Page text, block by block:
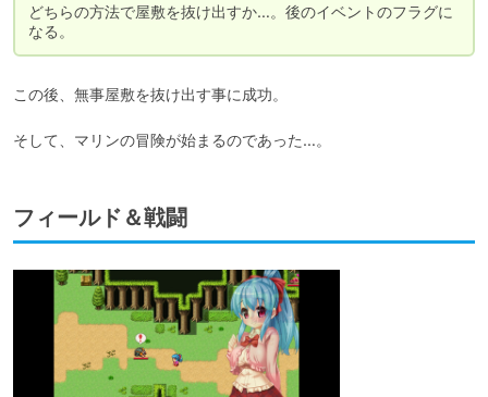
どちらの方法で屋敷を抜け出すか…。後のイベントのフラグに
なる。
この後、無事屋敷を抜け出す事に成功。
そして、マリンの冒険が始まるのであった…。
フィールド＆戦闘